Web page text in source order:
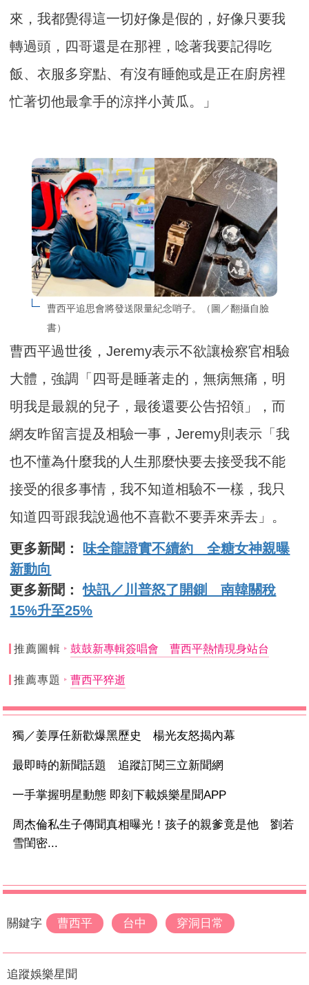
來，我都覺得這一切好像是假的，好像只要我
轉過頭，四哥還是在那裡，唸著我要記得吃
飯、衣服多穿點、有沒有睡飽或是正在廚房裡
忙著切他最拿手的涼拌小黃瓜。」
曹西平追思會將發送限量紀念哨子。（圖／翻攝自臉
書）
曹西平過世後，Jeremy表示不欲讓檢察官相驗
大體，強調「四哥是睡著走的，無病無痛，明
明我是最親的兒子，最後還要公告招領」，而
網友昨留言提及相驗一事，Jeremy則表示「我
也不懂為什麼我的人生那麼快要去接受我不能
接受的很多事情，我不知道相驗不一樣，我只
知道四哥跟我說過他不喜歡不要弄來弄去」。
更多新聞：
味全龍證實不續約 全糖女神親曝
新動向
更多新聞：快訊／川普怒了開鍘 南韓關稅
15%升至25%
推薦圖輯 鼓鼓新專輯簽唱會 曹西平熱情現身站台
推薦專題 曹西平猝逝
獨／姜厚任新歡爆黑歷史 楊光友怒揭內幕
最即時的新聞話題 追蹤訂閱三立新聞網
一手掌握明星動態 即刻下載娛樂星聞APP
周杰倫私生子傳聞真相曝光！孩子的親爹竟是他 劉若
雪閨密...
關鍵字 曹西平 台中 穿洞日常
追蹤娛樂星聞